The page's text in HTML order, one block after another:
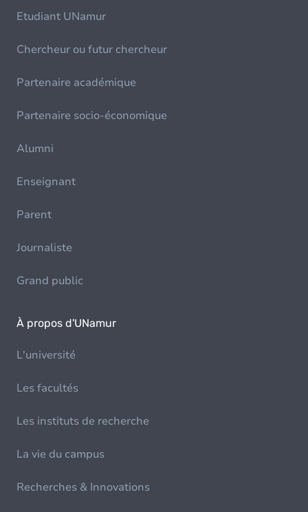
Etudiant UNamur
Chercheur ou futur chercheur
Partenaire académique
Partenaire socio-économique
Alumni
Enseignant
Parent
Journaliste
Grand public
À propos d'UNamur
L'université
Les facultés
Les instituts de recherche
La vie du campus
Recherches & Innovations